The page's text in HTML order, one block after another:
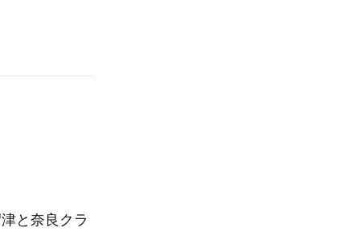
と奈良クラ